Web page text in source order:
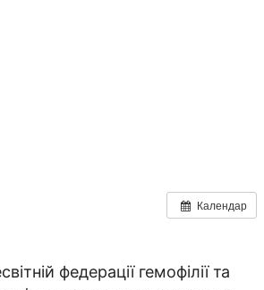
Календар
федерації гемофілії та